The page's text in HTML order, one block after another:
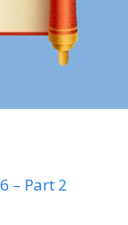
– Part 2